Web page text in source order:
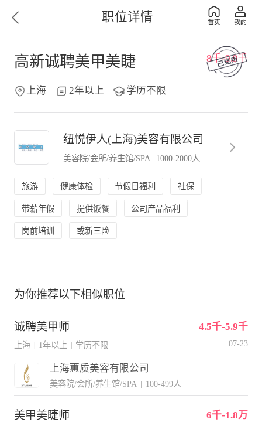
职位详情
高新诚聘美甲美睫 8千-9.9千
上海 2年以上 学历不限
纽悦伊人(上海)美容有限公司
美容院/会所/养生馆/SPA | 1000-2000人
旅游 健康体检 节假日福利 社保
带薪年假 提供饭餐 公司产品福利
岗前培训 或新三险
为你推荐以下相似职位
诚聘美甲师 4.5千-5.9千
上海 1年以上 学历不限 07-23
上海蕙质美容有限公司
美容院/会所/养生馆/SPA | 100-499人
美甲美睫师 6千-1.8万